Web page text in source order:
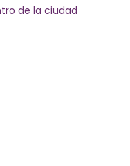
de la ciudad